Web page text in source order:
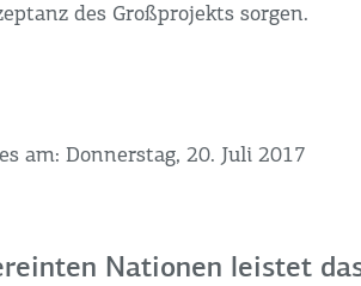
des Großprojekts sorgen.
am: Donnerstag, 20. Juli 2017
Nationen leistet